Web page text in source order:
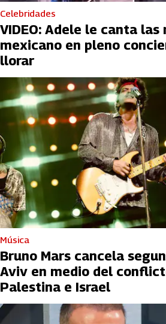
Celebridades
VIDEO: Adele le canta
mexicano en pleno
llorar
Música
Bruno Mars cancela
Aviv en medio del
Palestina e Israel